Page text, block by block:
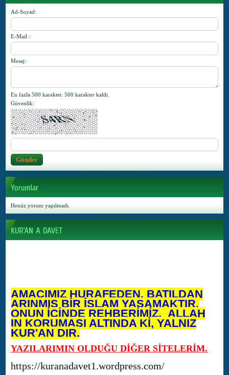
AMACIMIZ HURAFEDEN, BATILDAN
ARINMIŞ BİR İSLAM YAŞAMAKTIR.
ONUN İÇİNDE REHBERİMİZ, ALLAH
IN KORUMASI ALTINDA Kİ, YALNIZ
KUR'AN DIR.
YAZILARIMIN OLDUĞU DİĞER SİTELERİM.
https://kuranadavet1.wordpress.com/
Ad-Soyad:
E-Mail :
Mesaj:
En fazla 500 karakter. 500 karakter kaldı.
Güvenlik:
Henüz yorum yapılmadı.